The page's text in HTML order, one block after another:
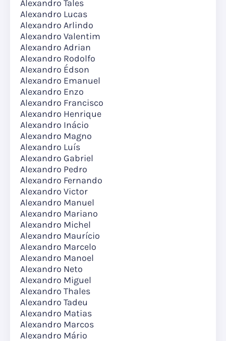
Alexandro Tales
Alexandro Lucas
Alexandro Arlindo
Alexandro Valentim
Alexandro Adrian
Alexandro Rodolfo
Alexandro Édson
Alexandro Emanuel
Alexandro Enzo
Alexandro Francisco
Alexandro Henrique
Alexandro Inácio
Alexandro Magno
Alexandro Luís
Alexandro Gabriel
Alexandro Pedro
Alexandro Fernando
Alexandro Victor
Alexandro Manuel
Alexandro Mariano
Alexandro Michel
Alexandro Maurício
Alexandro Marcelo
Alexandro Manoel
Alexandro Neto
Alexandro Miguel
Alexandro Thales
Alexandro Tadeu
Alexandro Matias
Alexandro Marcos
Alexandro Mário